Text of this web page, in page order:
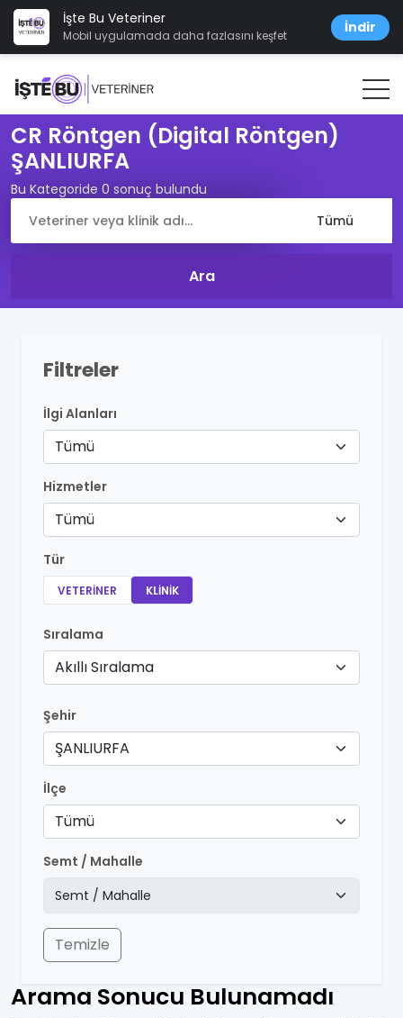
İşte Bu Veteriner
Mobil uygulamada daha fazlasını keşfet İndir
CR Röntgen (Digital Röntgen)
ŞANLIURFA
Bu Kategoride 0 sonuç bulundu
Filtreler
İlgi Alanları
Tümü
Hizmetler
Tümü
Tür
VETERINER KLINIK
Sıralama
Akıllı Sıralama
Şehir
ŞANLIURFA
İlçe
Tümü
Semt / Mahalle
Temizle
Arama Sonucu Bulunamadı